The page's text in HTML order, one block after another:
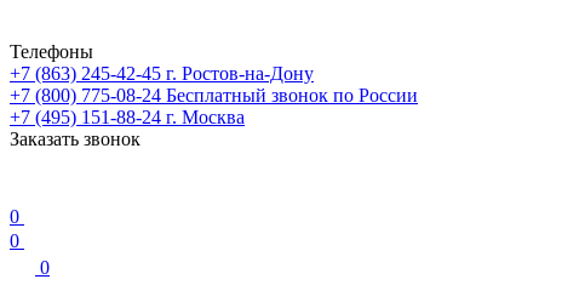
Телефоны
+7 (863) 245-42-45 г. Ростов-на-Дону
+7 (800) 775-08-24 Бесплатный звонок по России
+7 (495) 151-88-24 г. Москва
Заказать звонок
0
0
0